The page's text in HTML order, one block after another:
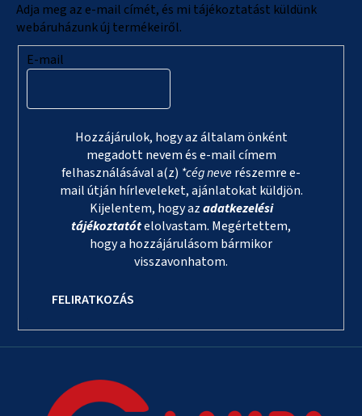
Adja meg az e-mail címét, és mi tájékoztatást küldünk
webáruházunk új termékeiről.
E-mail
Hozzájárulok, hogy az általam önként
megadott nevem és e-mail címem
felhasználásával a(z) *cég neverészemre e-
mail útján hírleveleket, ajánlatokat küldjön.
Kijelentem, hogy azadatkezelési
tájékoztatótelolvastam. Megértettem,
hogy a hozzájárulásom bármikor
visszavonhatom.
FELIRATKOZÁS